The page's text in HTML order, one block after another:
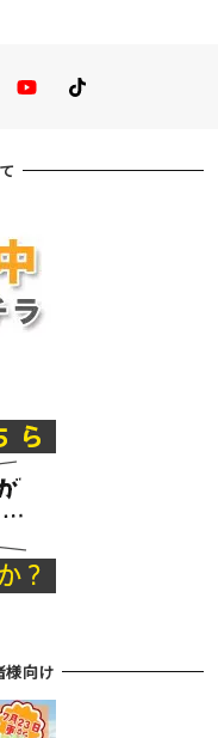
You TubeTikTok
様向け